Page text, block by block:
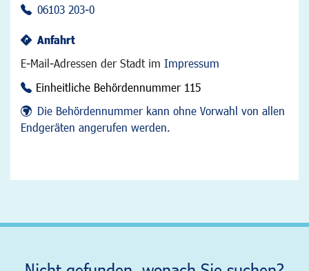
06103 203-0
Anfahrt
E-Mail-Adressen der Stadt im Impressum
Einheitliche Behördennummer 115
Die Behördennummer kann ohne Vorwahl von allen
Endgeräten angerufen werden.